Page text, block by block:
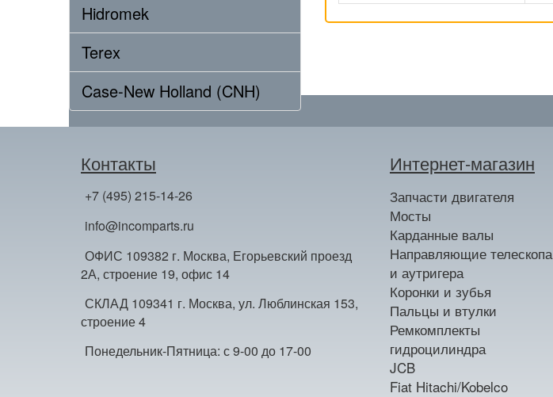
Hidromek
Terex
Case-New Holland (CNH)
Контакты
+7 (495) 215-14-26
info@incomparts.ru
ОФИС 109382 г. Москва, Егорьевский проезд
2А, строение 19, офис 14
СКЛАД 109341 г. Москва, ул. Люблинская 153,
строение 4
Понедельник-Пятница: с 9-00 до 17-00
Интернет-магазин
Запчасти двигателя
Мосты
Карданные валы
Направляющие телескопа
и аутригера
Коронки и зубья
Пальцы и втулки
Ремкомплекты
гидроцилиндра
JCB
Fiat Hitachi/Kobelco